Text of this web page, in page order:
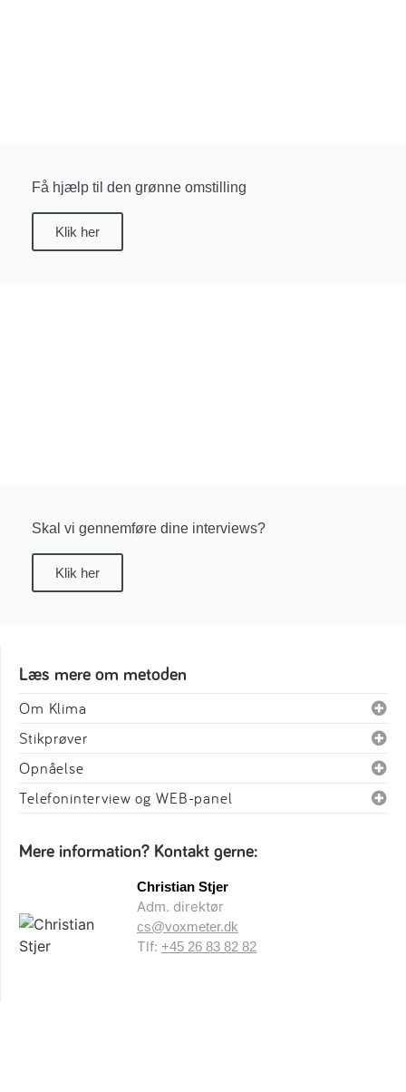
Få hjælp til den grønne omstilling
Klik her
Skal vi gennemføre dine interviews?
Klik her
Læs mere om metoden
Om Klima
Stikprøver
Opnåelse
Telefoninterview og WEB-panel
Mere information? Kontakt gerne:
Christian Stjer
Adm. direktør
cs@voxmeter.dk
Tlf: +45 26 83 82 82